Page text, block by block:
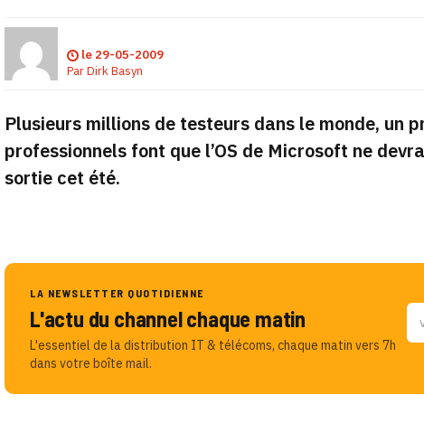
le 29-05-2009
ParDirk Basyn
Plusieurs millions de testeurs dans le monde, un
professionnels font que l’OS de Microsoft ne
sortie cet été.
LA NEWSLETTER QUOTIDIENNE
L'actu du channel chaque matin
L'essentiel de la distribution IT & télécoms, chaque matin vers 7h
dans votre boîte mail.